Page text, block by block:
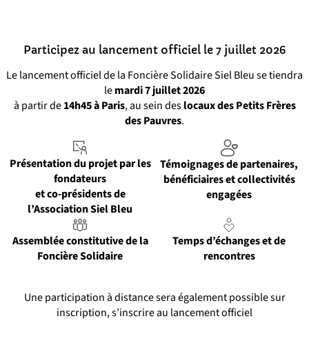
Participez au lancement officiel le 7 juillet 2026
Le lancement officiel de la Foncière Solidaire Siel Bleu se tiendra
lemardi 7 juillet 2026
à partir de14h45 à Paris, au sein deslocaux des Petits Frères
des Pauvres.
Présentation du projet par les
fondateurs
et co-présidents de
l’Association Siel Bleu
Témoignages de partenaires,
bénéficiaires et collectivités
engagées
Assemblée constitutive de la
Foncière Solidaire
Temps d’échanges et de
rencontres
Une participation à distance sera également possible sur
inscription, s’inscrire au lancement officiel